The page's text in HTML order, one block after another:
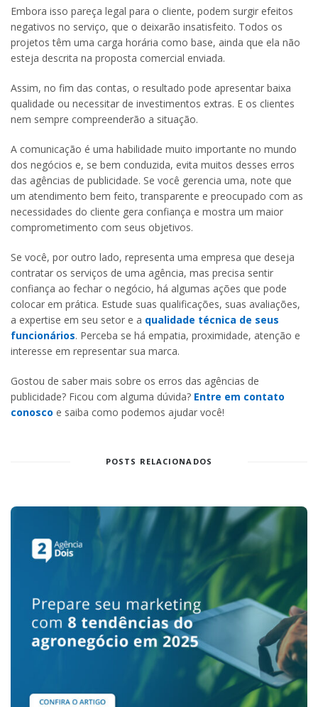
Embora isso pareça legal para o cliente, podem surgir efeitos
negativos no serviço, que o deixarão insatisfeito. Todos os
projetos têm uma carga horária como base, ainda que ela não
esteja descrita na proposta comercial enviada.
Assim, no fim das contas, o resultado pode apresentar baixa
qualidade ou necessitar de investimentos extras. E os clientes
nem sempre compreenderão a situação.
A comunicação é uma habilidade muito importante no mundo
dos negócios e, se bem conduzida, evita muitos desses erros
das agências de publicidade. Se você gerencia uma, note que
um atendimento bem feito, transparente e preocupado com as
necessidades do cliente gera confiança e mostra um maior
comprometimento com seus objetivos.
Se você, por outro lado, representa uma empresa que deseja
contratar os serviços de uma agência, mas precisa sentir
confiança ao fechar o negócio, há algumas ações que pode
colocar em prática. Estude suas qualificações, suas avaliações,
a expertise em seu setor e a qualidade técnica de seus
funcionários. Perceba se há empatia, proximidade, atenção e
interesse em representar sua marca.
Gostou de saber mais sobre os erros das agências de
publicidade? Ficou com alguma dúvida? Entre em contato
conosco e saiba como podemos ajudar você!
POSTS RELACIONADOS